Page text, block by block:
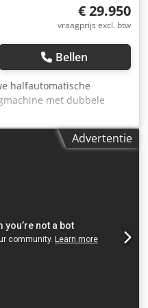
€ 29.950
vraagprijs excl. btw
Bellen
halfautomatische
met dubbele
van 2° ten opzichte van
MAK Model: BMSY 560
90° rechthoekig 560
560 mm Zaagcapaciteit
45° rechthoekig 410 x
H 3400 x 1000 x 2050 mm
van de machine 2045 kg
- Halfautomatische
Advertentie